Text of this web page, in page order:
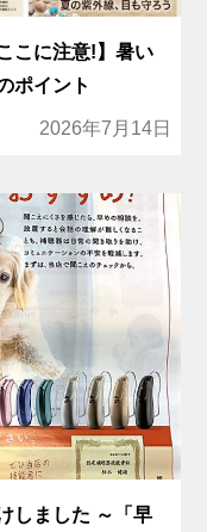
こに注意!】暑い
ポイント
2026年7月14日
しました ～「早